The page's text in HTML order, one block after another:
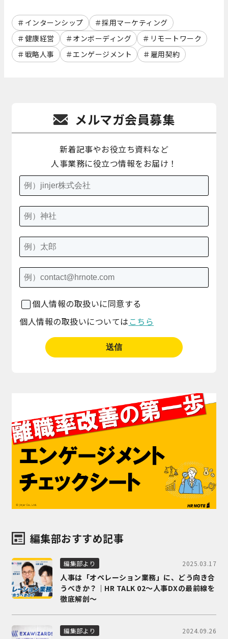
インターンシップ
採用マーケティング
健康経営
オンボーディング
リモートワーク
戦略人事
エンゲージメント 雇用契約
メルマガ会員募集
新着記事やお役立ち資料など
人事業務に役立つ情報をお届け！
個人情報の取扱いに同意する
個人情報の取扱いについては こちら
編集部おすすめ記事
編集部より 2025.03.17
人事は「オペレーション業務」に、どう向き合
うべきか？｜HR TALK 02～人事DXの最前線を
徹底解剖～
編集部より 2024.09.26